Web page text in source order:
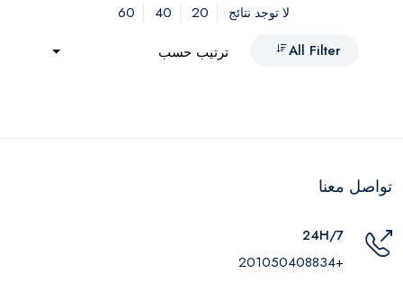
لا توجد نتائج 20
40
60
All Filter
ترتيب حسب
تواصل معنا
24H/7
+201050408834